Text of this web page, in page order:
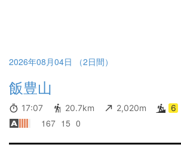
2026年08月04日 （2日間）
飯豊山
17:07 20.7km 2,020m 6
167 15 0